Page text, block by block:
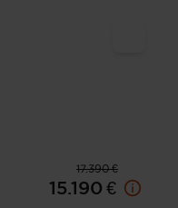
17.390 €
15.190 €